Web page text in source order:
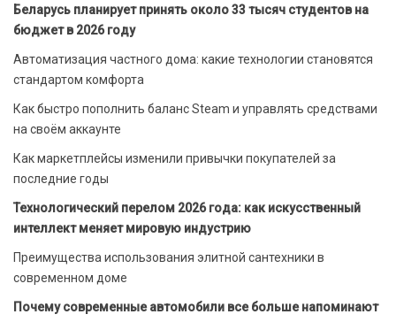
Беларусь планирует принять около 33 тысяч студентов на
бюджет в 2026 году
Автоматизация частного дома: какие технологии становятся
стандартом комфорта
Как быстро пополнить баланс Steam и управлять средствами
на своём аккаунте
Как маркетплейсы изменили привычки покупателей за
последние годы
Технологический перелом 2026 года: как искусственный
интеллект меняет мировую индустрию
Преимущества использования элитной сантехники в
современном доме
Почему современные автомобили все больше напоминают